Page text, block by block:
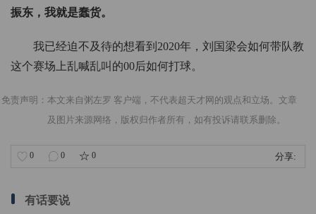
振东，我就是蠢货。
我已经迫不及待的想看到2020年，刘国梁会如何带队教
这个赛场上乱喊乱叫的00后如何打球。
免责声明：本文来自粥左罗 客户端，不代表超天才网的观点和立场。文章
及图片来源网络，版权归作者所有，如有投诉请联系删除。
0 0 0 分享:
有话要说